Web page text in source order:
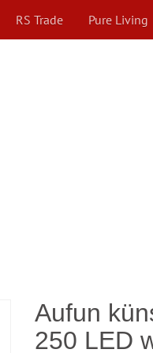
RS Trade Pure Living
Aufun
250 LED